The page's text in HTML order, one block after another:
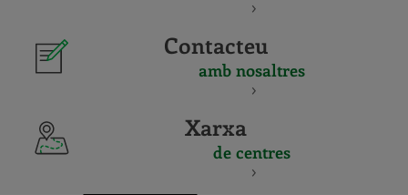
Contacteu
amb nosaltres
Xarxa
de centres